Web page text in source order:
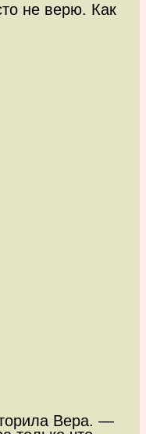
не верю. Как
Вера. —